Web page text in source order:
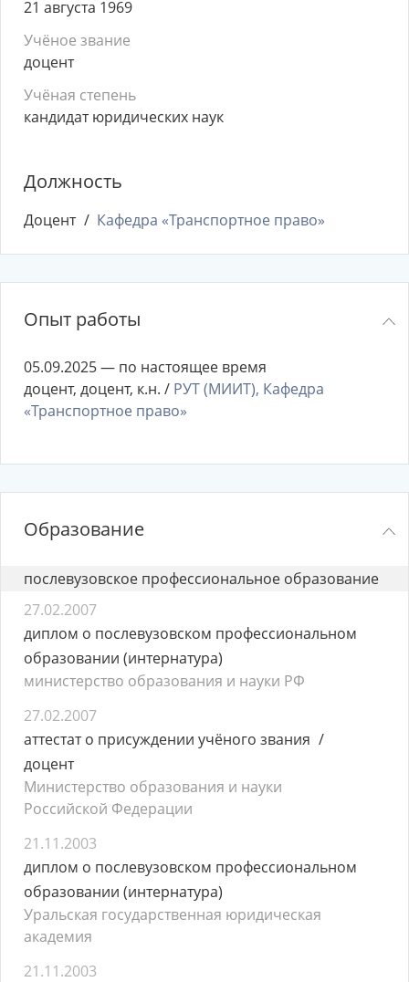
21 августа 1969
Учёное звание
доцент
Учёная степень
кандидат юридических наук
Должность
Доцент Кафедра «Транспортное право»
Опыт работы
05.09.2025 — по настоящее время
доцент, доцент, к.н. / РУТ (МИИТ), Кафедра
«Транспортное право»
Образование
послевузовское профессиональное образование
27.02.2007
диплом о послевузовском профессиональном
образовании (интернатура)
министерство образования и науки РФ
27.02.2007
аттестат о присуждении учёного звания
доцент
Министерство образования и науки
Российской Федерации
21.11.2003
диплом о послевузовском профессиональном
образовании (интернатура)
Уральская государственная юридическая
академия
21.11.2003